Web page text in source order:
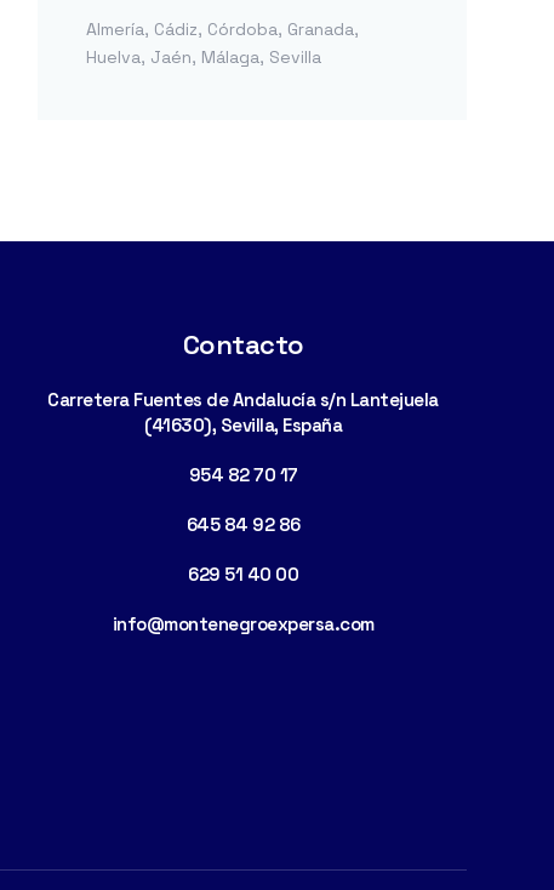
Almería, Cádiz, Córdoba, Granada,
Huelva, Jaén, Málaga, Sevilla
Contacto
Carretera Fuentes de Andalucía s/n Lantejuela
(41630), Sevilla, España
954 82 70 17
645 84 92 86
629 51 40 00
info@montenegroexpersa.com